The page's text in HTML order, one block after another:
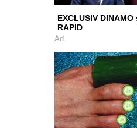
EXCLUSIV DINAMO
RAPID
Ad